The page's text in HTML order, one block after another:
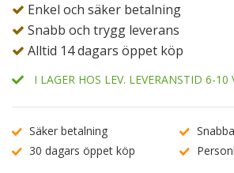
Enkel och säker betalning
Snabb och trygg leverans
Alltid 14 dagars öppet köp
I LAGER HOS LEV. LEVERANSTID 6-10
Säker betalning
30 dagars öppet köp